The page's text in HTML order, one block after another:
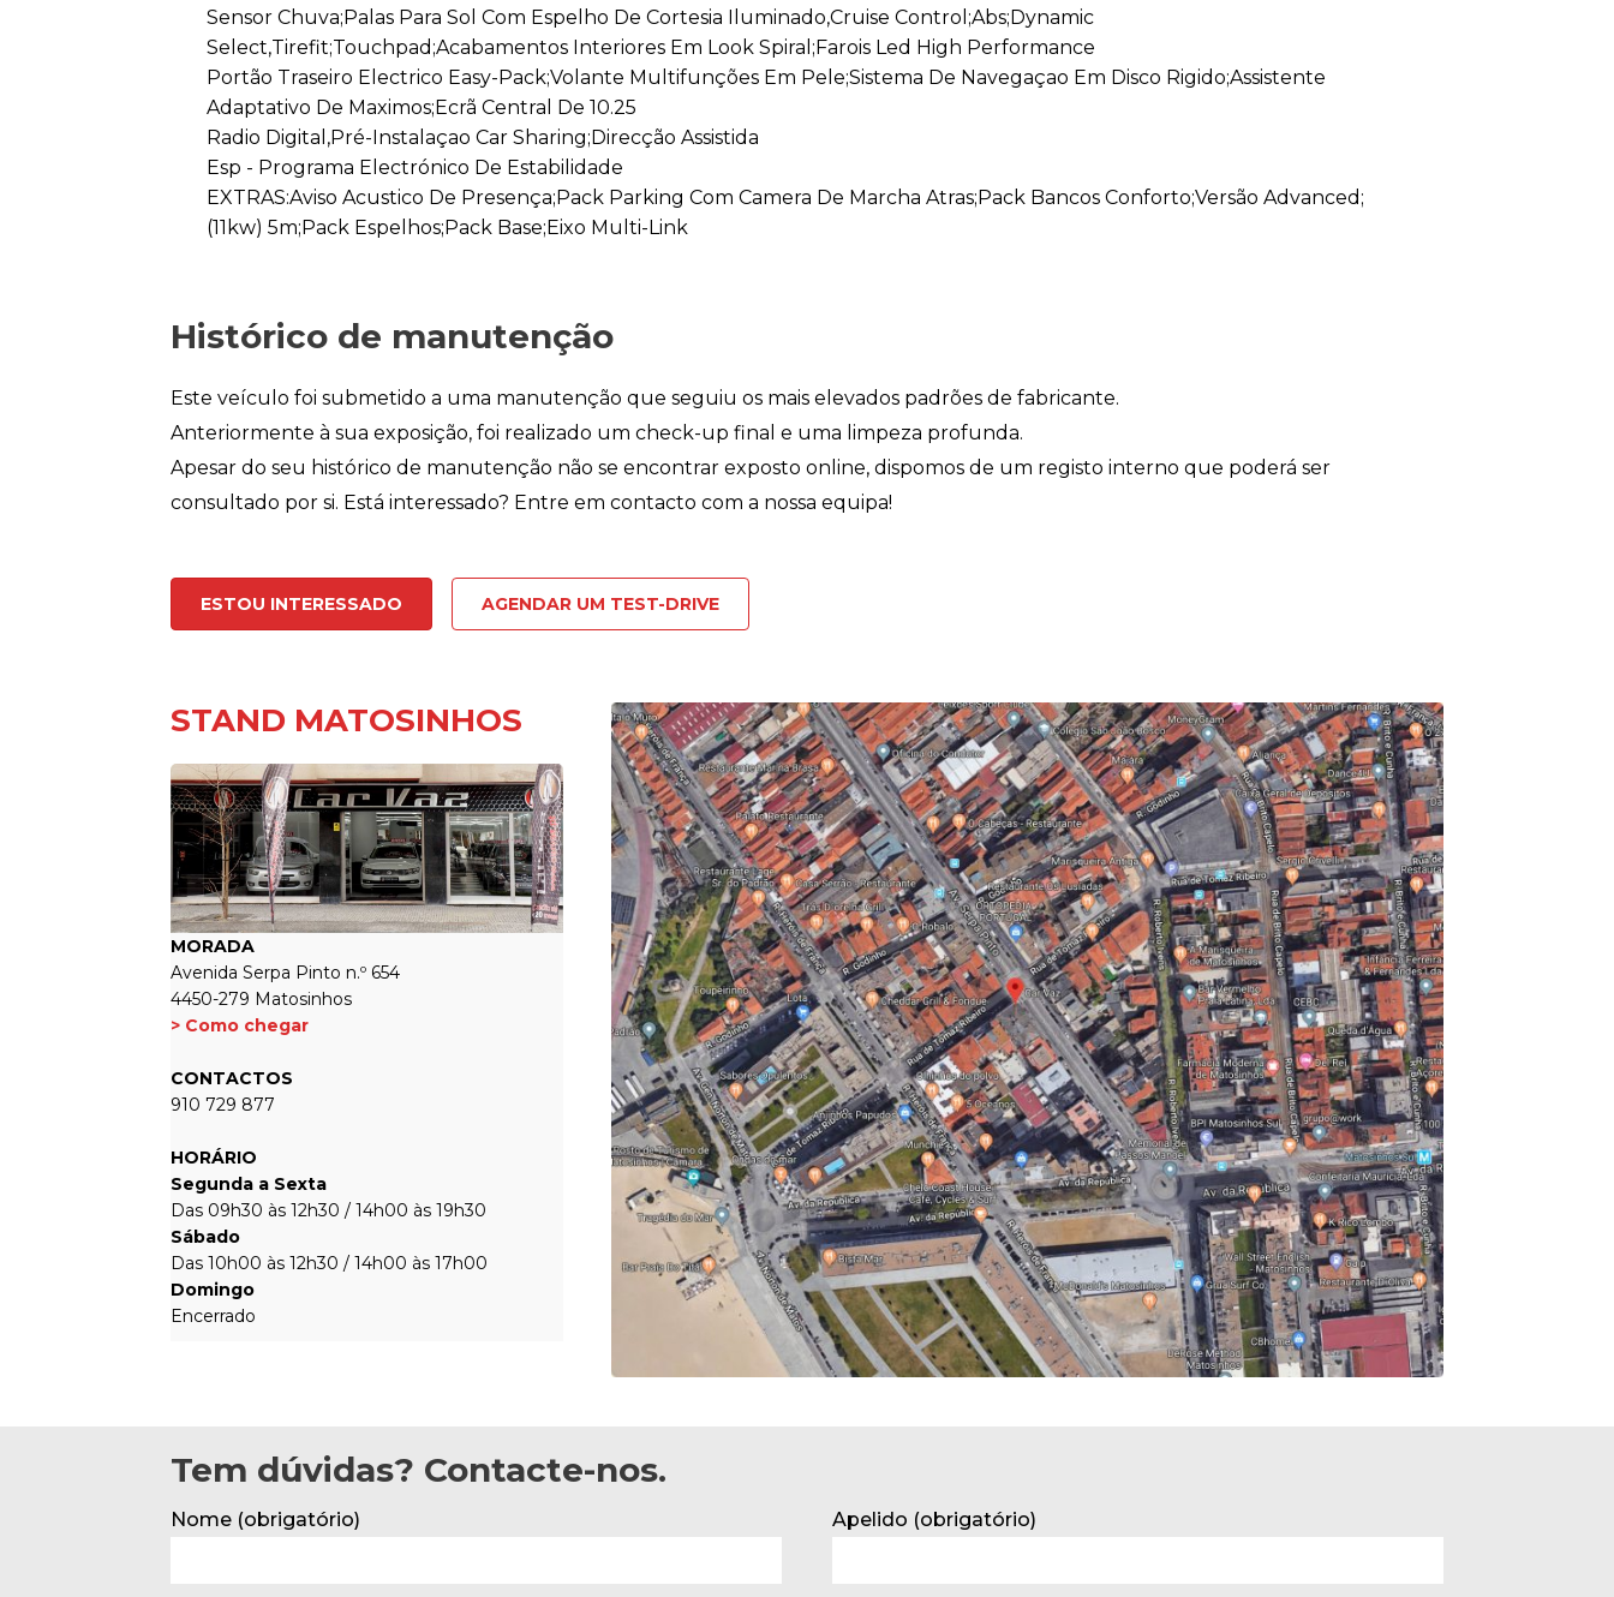
Sensor Chuva;Palas Para Sol Com Espelho De Cortesia Iluminado,Cruise Control;Abs;Dynamic
Select,Tirefit;Touchpad;Acabamentos Interiores Em Look Spiral;Farois Led High Performance
Portão Traseiro Electrico Easy-Pack;Volante Multifunções Em Pele;Sistema De Navegaçao Em Disco Rigido;Assistente
Adaptativo De Maximos;Ecrã Central De 10.25
Radio Digital,Pré-Instalaçao Car Sharing;Direcção Assistida
Esp - Programa Electrónico De Estabilidade
EXTRAS:Aviso Acustico De Presença;Pack Parking Com Camera De Marcha Atras;Pack Bancos Conforto;Versão Advanced;
(11kw) 5m;Pack Espelhos;Pack Base;Eixo Multi-Link
Histórico de manutenção
Este veículo foi submetido a uma manutenção que seguiu os mais elevados padrões de fabricante.
Anteriormente à sua exposição, foi realizado um check-up final e uma limpeza profunda.
Apesar do seu histórico de manutenção não se encontrar exposto online, dispomos de um registo interno que poderá ser
consultado por si. Está interessado? Entre em contacto com a nossa equipa!
ESTOU INTERESSADO AGENDAR UM TEST-DRIVE
STAND MATOSINHOS
MORADA
Avenida Serpa Pinto n.º 654
4450-279 Matosinhos
> Como chegar
CONTACTOS
910 729 877
HORÁRIO
Segunda a Sexta
Das 09h30 às 12h30 / 14h00 às 19h30
Sábado
Das 10h00 às 12h30 / 14h00 às 17h00
Domingo
Encerrado
Tem dúvidas? Contacte-nos.
Nome (obrigatório) Apelido (obrigatório)